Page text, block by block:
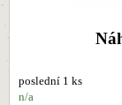
poslední 1 ks
n/a